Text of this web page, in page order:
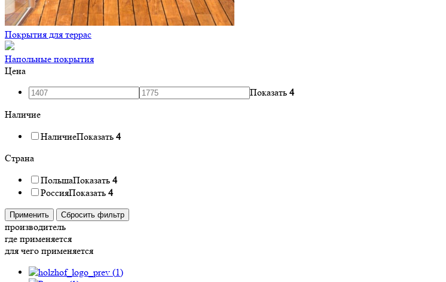
Покрытия для террас
Напольные покрытия
Цена
Показать 4
Наличие
НаличиеПоказать 4
Страна
ПольшаПоказать 4
РоссияПоказать 4
Применить Сбросить фильтр
производитель
где применяется
для чего применяется
(1)